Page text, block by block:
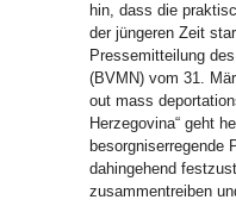
hin, dass die
der jüngeren Zeit
Pressemitteilung
(BVMN) vom 31.
out mass
Herzegovina“ geht
besorgniserregende
dahingehend
zusammentreiben